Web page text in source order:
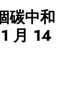
碳中和
月 14